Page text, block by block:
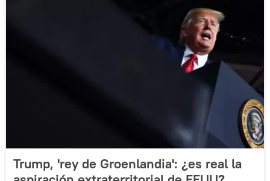
Trump, 'rey de Groenlandia': ¿es real la